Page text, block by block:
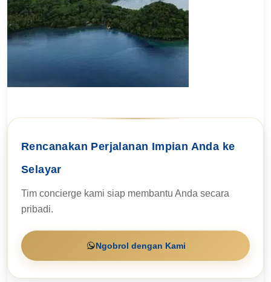
Rencanakan Perjalanan Impian Anda ke
Selayar
Tim concierge kami siap membantu Anda secara
pribadi.
Ngobrol dengan Kami